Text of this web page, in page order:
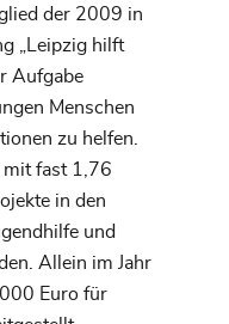
der 2009 in
„Leipzig hilft
Aufgabe
Menschen
zu helfen.
mit fast 1,76
in den
und
Allein im Jahr
Euro für